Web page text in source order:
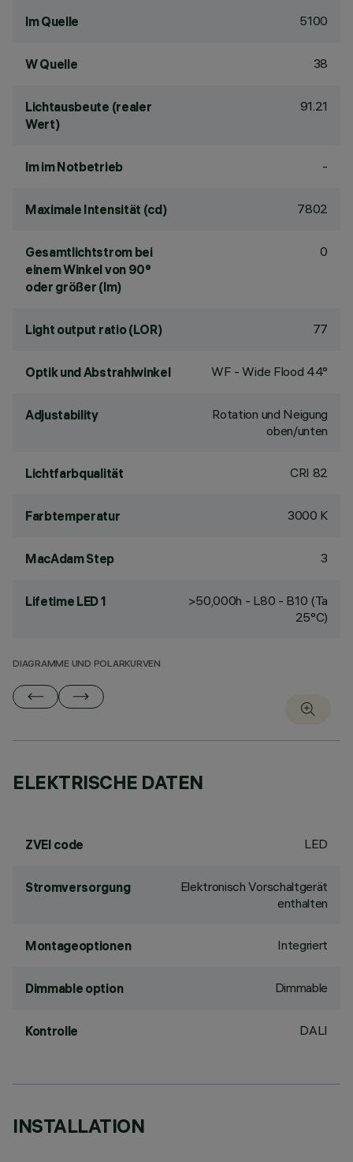
lm Quelle 5100
W Quelle 38
Lichtausbeute (realer
Wert)
91.21
lm im Notbetrieb -
Maximale Intensität (cd) 7802
Gesamtlichtstrom bei
einem Winkel von 90°
oder größer (lm)
0
Light output ratio (LOR) 77
Optik und Abstrahlwinkel WF - Wide Flood 44°
Adjustability
Rotation und Neigung
oben/unten
Lichtfarbqualität CRI 82
Farbtemperatur 3000 K
MacAdam Step 3
Lifetime LED 1
>50,000h - L80 - B10 (Ta
25°C)
DIAGRAMME UND POLARKURVEN
ELEKTRISCHE DATEN
ZVEI code LED
Stromversorgung
Elektronisch Vorschaltgerät
enthalten
Montageoptionen Integriert
Dimmable option Dimmable
Kontrolle DALI
INSTALLATION